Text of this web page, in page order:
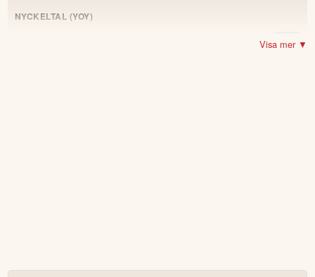
NYCKELTAL (YOY)
(2 637)Visa mer ▼